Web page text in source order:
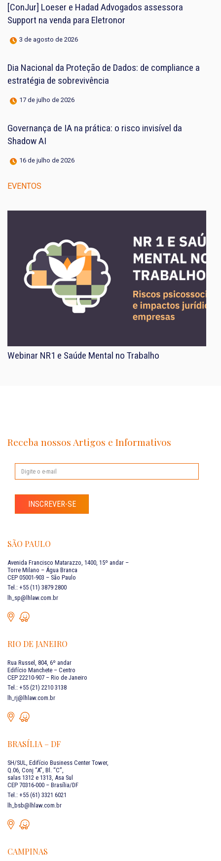
[ConJur] Loeser e Hadad Advogados assessora
Support na venda para Eletronor
3 de agosto de 2026
Dia Nacional da Proteção de Dados: de compliance a
estratégia de sobrevivência
17 de julho de 2026
Governança de IA na prática: o risco invisível da
Shadow AI
16 de julho de 2026
EVENTOS
Webinar NR1 e Saúde Mental no Trabalho
Receba nossos Artigos e Informativos
INSCREVER-SE
SÃO PAULO
Avenida Francisco Matarazzo, 1400, 15º andar –
Torre Milano – Água Branca
CEP 05001-903 – São Paulo
Tel.: +55 (11) 3879 2800
lh_sp@lhlaw.com.br
RIO DE JANEIRO
Rua Russel, 804, 6º andar
Edifício Manchete – Centro
CEP 22210-907 – Rio de Janeiro
Tel.: +55 (21) 2210 3138
lh_rj@lhlaw.com.br
BRASÍLIA – DF
SH/SUL, Edifício Business Center Tower,
Q.06, Conj “A”, Bl. “C”,
salas 1312 e 1313, Asa Sul
CEP 70316-000 – Brasília/DF
Tel.: +55 (61) 3321 6021
lh_bsb@lhlaw.com.br
CAMPINAS